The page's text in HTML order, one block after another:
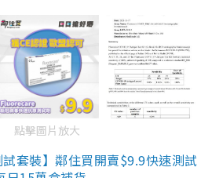
點擊圖片放大
套裝】鄰住買開賣$9.9快速測試